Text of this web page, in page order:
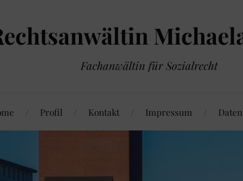
Fachanwältin für Sozialrecht
Profil Kontakt Impressum